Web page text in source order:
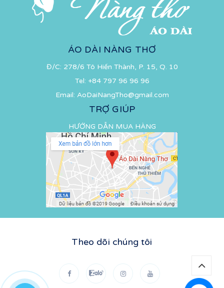
ÁO DÀI NÀNG THƠ
Đ/C: 278/6 Tô Hiến Thành, P. 15, Q. 10
Tel: +84 797 96 96 96
Email: AoDaiNangTho@gmail.com
TRỢ GIÚP
HƯỚNG DẪN MUA HÀNG
Theo dõi chúng tôi